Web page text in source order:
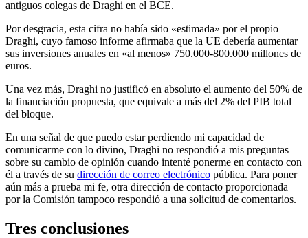
antiguos colegas de Draghi en el BCE.
Por desgracia, esta cifra no había sido «estimada» por el propio
Draghi, cuyo famoso informe afirmaba que la UE debería aumentar
sus inversiones anuales en «al menos» 750.000-800.000 millones de
euros.
Una vez más, Draghi no justificó en absoluto el aumento del 50% de
la financiación propuesta, que equivale a más del 2% del PIB total
del bloque.
En una señal de que puedo estar perdiendo mi capacidad de
comunicarme con lo divino, Draghi no respondió a mis preguntas
sobre su cambio de opinión cuando intenté ponerme en contacto con
él a través de su dirección de correo electrónico pública. Para poner
aún más a prueba mi fe, otra dirección de contacto proporcionada
por la Comisión tampoco respondió a una solicitud de comentarios.
Tres conclusiones